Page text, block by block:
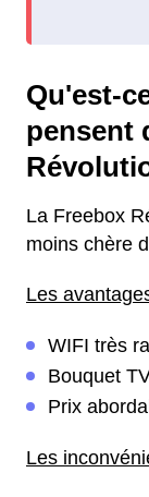
Qu'est-
pensent
La Freebox
moins chère
Les
WIFI très
Bouquet
Prix
Les